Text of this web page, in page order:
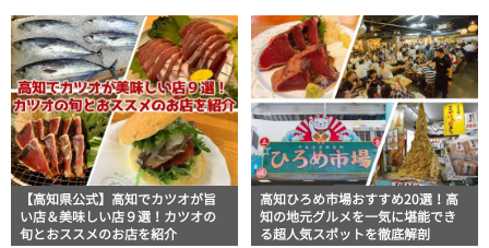
【高知県公式】高知でカツオが旨
い店＆美味しい店９選！カツオの
旬とおススメのお店を紹介
高知ひろめ市場おすすめ20選！高
知の地元グルメを一気に堪能でき
る超人気スポットを徹底解剖